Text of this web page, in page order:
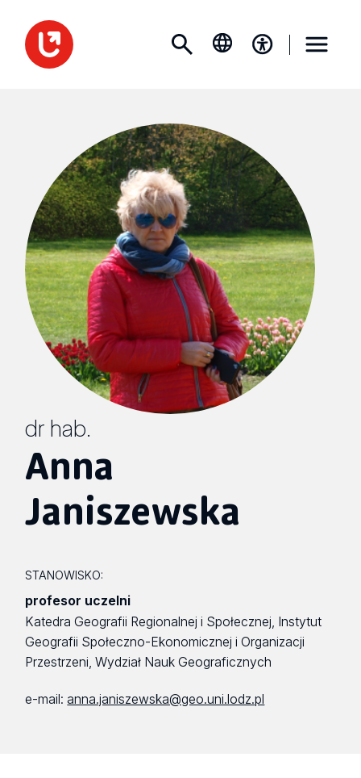
dr hab.
Anna
Janiszewska
STANOWISKO:
profesor uczelni
Katedra Geografii Regionalnej i Społecznej, Instytut
Geografii Społeczno-Ekonomicznej i Organizacji
Przestrzeni, Wydział Nauk Geograficznych
e-mail:anna.janiszewska@geo.uni.lodz.pl